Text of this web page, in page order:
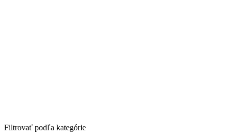
Filtrovať podľa kategórie